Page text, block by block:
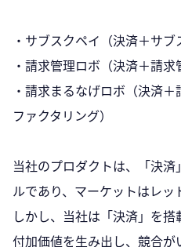
・サブスクペイ（決済＋サブ
・請求管理ロボ（決済＋請求
・請求まるなげロボ（決済＋
ファクタリング）
当社のプロダクトは、「決
ルであり、マーケットはレッ
しかし、当社は「決済」を
付加価値を生み出し、競合